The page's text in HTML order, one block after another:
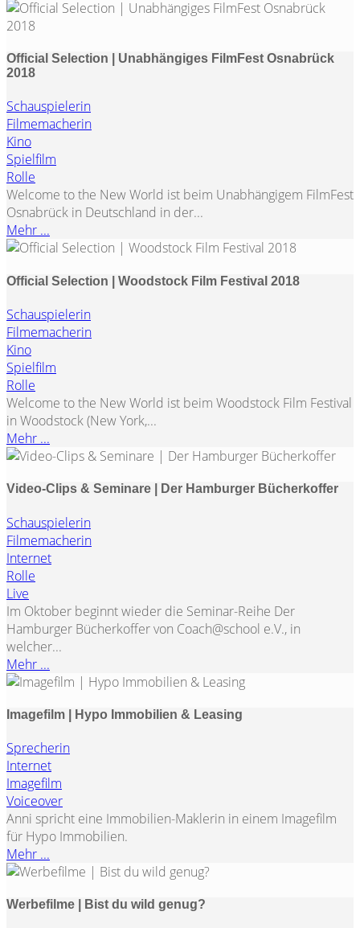
Official Selection | Unabhängiges FilmFest Osnabrück
2018
Schauspielerin
Filmemacherin
Kino
Spielfilm
Rolle
Welcome to the New World ist beim Unabhängigem FilmFest
Osnabrück in Deutschland in der...
Mehr ...
Official Selection | Woodstock Film Festival 2018
Schauspielerin
Filmemacherin
Kino
Spielfilm
Rolle
Welcome to the New World ist beim Woodstock Film Festival
in Woodstock (New York,...
Mehr ...
Video-Clips & Seminare | Der Hamburger Bücherkoffer
Schauspielerin
Filmemacherin
Internet
Rolle
Live
Im Oktober beginnt wieder die Seminar-Reihe Der
Hamburger Bücherkoffer von Coach@school e.V., in
welcher...
Mehr ...
Imagefilm | Hypo Immobilien & Leasing
Sprecherin
Internet
Imagefilm
Voiceover
Anni spricht eine Immobilien-Maklerin in einem Imagefilm
für Hypo Immobilien.
Mehr ...
Werbefilme | Bist du wild genug?